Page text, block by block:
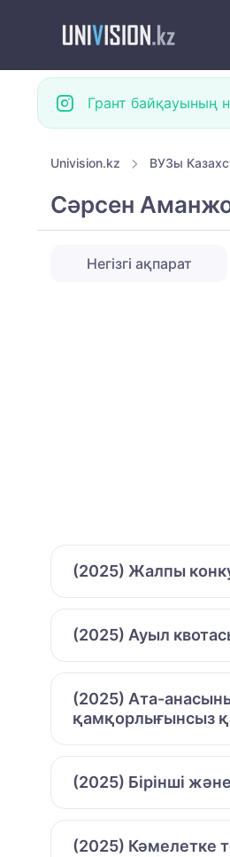
Грант байқауының
Univision.kz ВУЗы
Сәрсен
Негізгі ақпарат
(2025) Жалпы
(2025) Ауыл
(2025) Ата-
қамқорлығынсыз
(2025) Бірінші
(2025) Кәмелетке